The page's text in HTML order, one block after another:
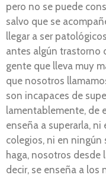
pero no se puede
salvo que se
llegar a ser
antes algún trastorno
gente que lleva muy
que nosotros
son incapaces de
lamentablemente, de
enseña a superarla,
colegios, ni en ningún
haga, nosotros desde
decir, se enseña a los